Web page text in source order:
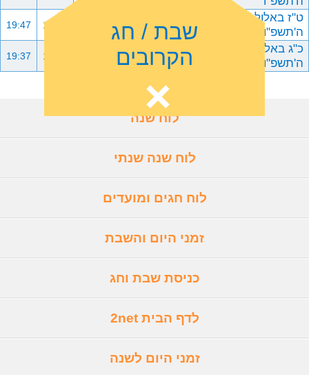
ט"ז באלול
ה'תשפ"ו
28-29/8/2026 כי תבוא 18:40
19:47
כ"ג באלול
ה'תשפ"ו
4-5/9/2026 ניצבים וילך 18:31
19:37
שבת / חג
הקרובים
לוח שנה
לוח שנה שנתי
לוח חגים ומועדים
זמני היום והשבת
כניסת שבת וחג
לדף הבית 2net
זמני היום לשנה